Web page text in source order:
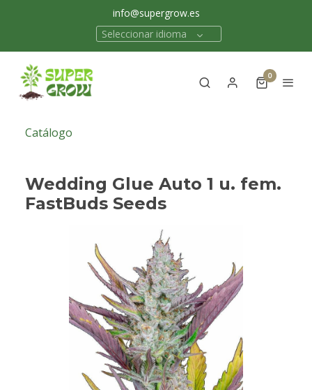
info@supergrow.es
Seleccionar idioma
0
Catálogo
Wedding Glue Auto 1 u. fem.
FastBuds Seeds